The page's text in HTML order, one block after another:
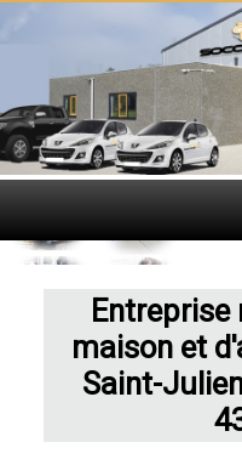
Entreprise
maison et
Saint-